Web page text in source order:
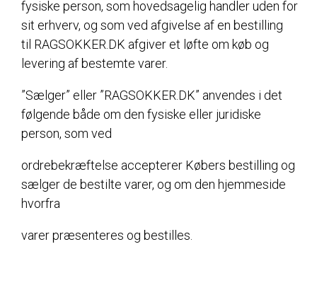
fysiske person, som hovedsagelig handler uden for
sit erhverv, og som ved afgivelse af en bestilling
til RAGSOKKER.DK afgiver et løfte om køb og
levering af bestemte varer.
”Sælger” eller ”RAGSOKKER.DK” anvendes i det
følgende både om den fysiske eller juridiske
person, som ved
ordrebekræftelse accepterer Købers bestilling og
sælger de bestilte varer, og om den hjemmeside
hvorfra
varer præsenteres og bestilles.